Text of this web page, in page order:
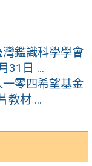
鑑識科學學會
31日 ...
一零四希望基金
教材 ...